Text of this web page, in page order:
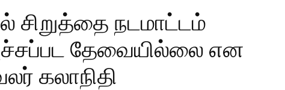
சிறுத்தை நடமாட்டம்
தேவையில்லை என
கலாநிதி